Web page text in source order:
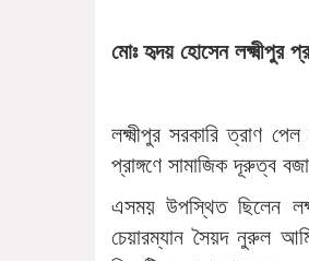
মোঃ হৃদয় হোসেন লক্ষ্মীপুর
লক্ষ্মীপুর সরকারি ত্রাণ
প্রাঙ্গণে সামাজিক দূরুত্ব
এসময় উপস্থিত ছিলেন
চেয়ারম্যান সৈয়দ নুরুল